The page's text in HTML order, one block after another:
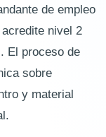
de empleo
nivel 2
El proceso de
sobre
y material